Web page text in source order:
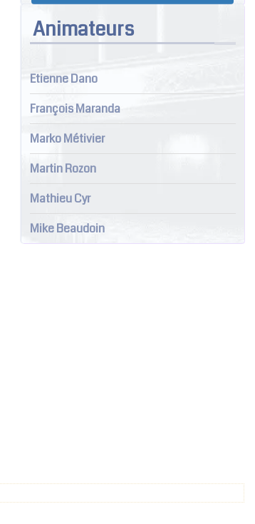
Animateurs
Etienne Dano
François Maranda
Marko Métivier
Martin Rozon
Mathieu Cyr
Mike Beaudoin